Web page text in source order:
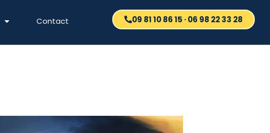
Contact 09 81 10 86 15 · 06 98 22 33 28